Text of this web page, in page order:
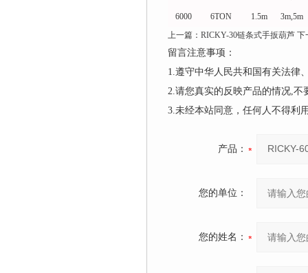
6000 6TON 1.5m
3m,5m
上一篇： RICKY-30链条式手扳葫芦 下
留言注意事项：
1.遵守中华人民共和国有关法律
2.请您真实的反映产品的情况,
3.未经本站同意，任何人不得利
产品：
您的单位：
您的姓名：